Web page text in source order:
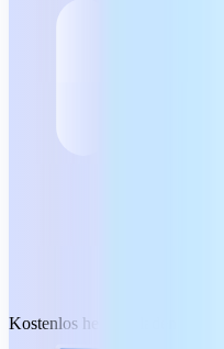
Kostenlos herunterladen